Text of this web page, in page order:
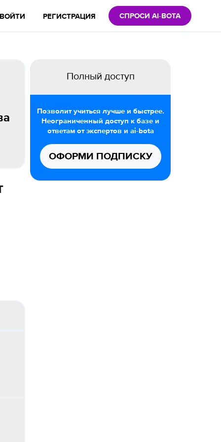
ВОЙТИ РЕГИСТРАЦИЯ СПРОСИ AI-BOTA
Полный доступ
Позволит учиться лучше и быстрее.
Неограниченный доступ к базе и
ответам от экспертов и ai-bota
ОФОРМИ ПОДПИСКУ